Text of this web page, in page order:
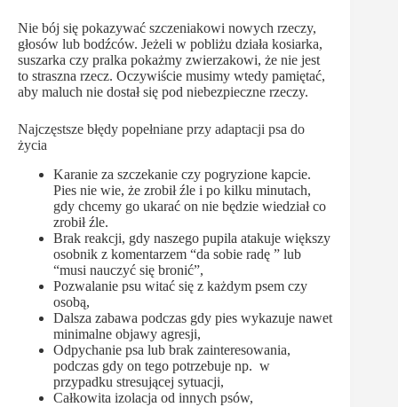
Nie bój się pokazywać szczeniakowi nowych rzeczy,
głosów lub bodźców. Jeżeli w pobliżu działa kosiarka,
suszarka czy pralka pokażmy zwierzakowi, że nie jest
to straszna rzecz. Oczywiście musimy wtedy pamiętać,
aby maluch nie dostał się pod niebezpieczne rzeczy.
Najczęstsze błędy popełniane przy adaptacji psa do
życia
Karanie za szczekanie czy pogryzione kapcie.
Pies nie wie, że zrobił źle i po kilku minutach,
gdy chcemy go ukarać on nie będzie wiedział co
zrobił źle.
Brak reakcji, gdy naszego pupila atakuje większy
osobnik z komentarzem “da sobie radę ” lub
“musi nauczyć się bronić”,
Pozwalanie psu witać się z każdym psem czy
osobą,
Dalsza zabawa podczas gdy pies wykazuje nawet
minimalne objawy agresji,
Odpychanie psa lub brak zainteresowania,
podczas gdy on tego potrzebuje np. w
przypadku stresującej sytuacji,
Całkowita izolacja od innych psów,